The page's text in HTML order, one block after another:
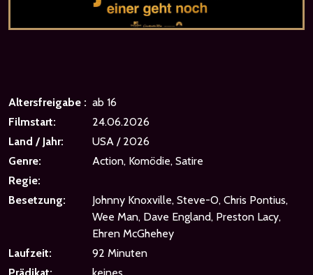
Altersfreigabe : ab 16
Filmstart:
24.06.2026
Land / Jahr:
USA / 2026
Genre:
Action, Komödie, Satire
Regie:
Besetzung:
Johnny Knoxville, Steve-O, Chris Pontius,
Wee Man, Dave England, Preston Lacy,
Ehren McGhehey
Laufzeit:
92 Minuten
Prädikat:
keines